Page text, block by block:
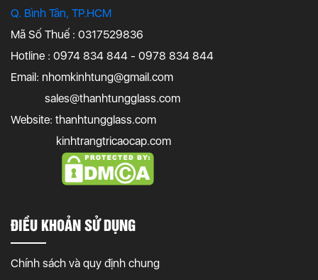
Q. Bình Tân, TP.HCM
Mã Số Thuế : 0317529836
Hotline : 0974 834 844 - 0978 834 844
Email: nhomkinhtung@gmail.com
sales@thanhtungglass.com
Website: thanhtungglass.com
kinhtrangtricaocap.com
ĐIỀU KHOẢN SỬ DỤNG
Chính sách và quy định chung